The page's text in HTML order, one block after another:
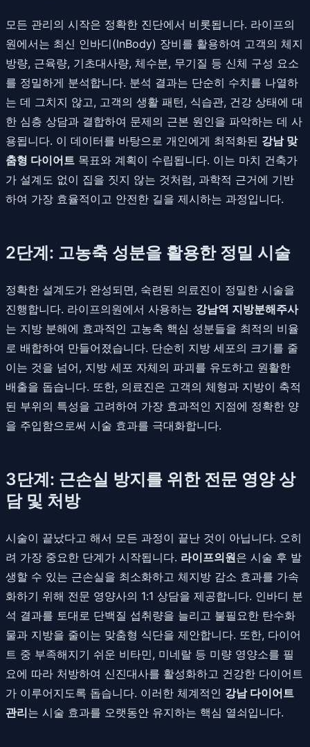
모든 관리의 시작은 정확한 진단에서 비롯됩니다. 라이프의
원에서는 최신 인바디(InBody) 장비를 활용하여 고객의 체지
방량, 근육량, 기초대사량, 체수분, 무기질 등 신체 구성 요소
를 정밀하게 분석합니다. 분석 결과는 단순히 수치를 나열하
는 데 그치지 않고, 고객의 생활 패턴, 식습관, 건강 상태에 대
한 심층 상담과 결합하여 문제의 근본 원인을 파악하는 데 사
용됩니다. 이 데이터를 바탕으로 개인에게 최적화된 강남 맞
춤형 다이어트 목표와 계획이 수립됩니다. 이는 마치 건축가
가 설계도 없이 집을 짓지 않는 것처럼, 과학적 근거에 기반
하여 가장 효율적이고 안전한 길을 제시하는 과정입니다.
2단계: 고농축 성분을 활용한 정밀 시술
정확한 설계도가 완성되면, 숙련된 의료진이 정밀한 시술을
진행합니다. 라이프의원에서 사용하는 강남역 지방분해주사
는 지방 분해에 효과적인 고농축 핵심 성분들을 최적의 비율
로 배합하여 만들어졌습니다. 단순히 지방 세포의 크기를 줄
이는 것을 넘어, 지방 세포 자체의 파괴를 유도하고 원활한
배출을 돕습니다. 또한, 의료진은 고객의 체형과 지방이 축적
된 부위의 특성을 고려하여 가장 효과적인 지점에 정확한 양
을 주입함으로써 시술 효과를 극대화합니다.
3단계: 근손실 방지를 위한 전문 영양 상
담 및 처방
시술이 끝났다고 해서 모든 과정이 끝난 것이 아닙니다. 오히
려 가장 중요한 단계가 시작됩니다. 라이프의원은 시술 후 발
생할 수 있는 근손실을 최소화하고 체지방 감소 효과를 가속
화하기 위해 전문 영양사의 1:1 상담을 제공합니다. 인바디 분
석 결과를 토대로 단백질 섭취량을 늘리고 불필요한 탄수화
물과 지방을 줄이는 맞춤형 식단을 제안합니다. 또한, 다이어
트 중 부족해지기 쉬운 비타민, 미네랄 등 미량 영양소를 필
요에 따라 처방하여 신진대사를 활성화하고 건강한 다이어트
가 이루어지도록 돕습니다. 이러한 체계적인 강남 다이어트
관리는 시술 효과를 오랫동안 유지하는 핵심 열쇠입니다.